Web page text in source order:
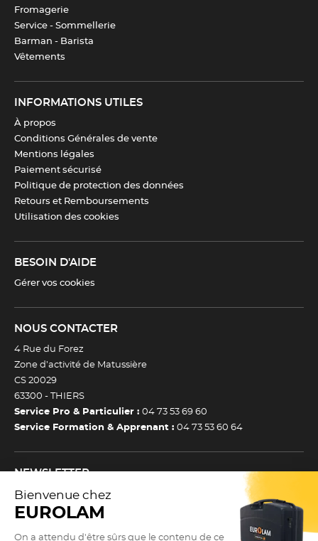
Fromagerie
Service - Sommellerie
Barman - Barista
Vêtements
INFORMATIONS UTILES
À propos
Conditions Générales de vente
Mentions légales
Paiement sécurisé
Politique de protection des données
Retours et Remboursements
Utilisation des cookies
BESOIN D'AIDE
Gérer vos cookies
NOUS CONTACTER
4 Rue du Forez
Zone d’activité de Matussière
CS 20029
63300 - THIERS
Service Pro & Particulier : 04 73 53 69 60
Service Formation & Apprenant : 04 73 53 60 64
NEWSLETTER
Inscrivez-vous à notre newsletter et recevez toutes nos
actualtiés et bons plans.
(Esc)